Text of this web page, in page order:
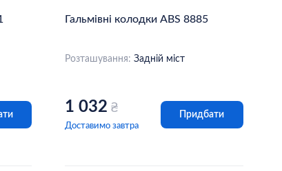
Гальмівні колодки ABS 8885
Розташування: Задній міст
1 032 ₴
Доставимо завтра
Придбати